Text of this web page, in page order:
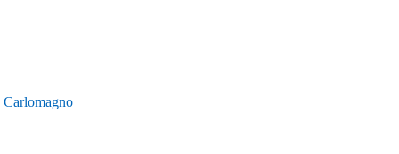
Carlomagno